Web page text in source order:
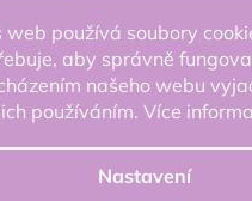
web používá soubory
aby správně
našeho webu
používáním. Více
Nastavení
os. údajů